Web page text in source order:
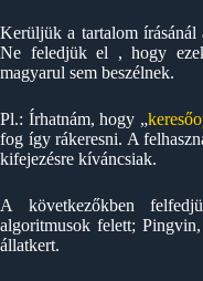
Kerüljük a tartalom
Ne feledjük el , hogy
magyarul sem beszélnek.
Pl.: Írhatnám, hogy „
fog így rákeresni. A
kifejezésre kíváncsiak.
A következőkben
algoritmusok felett;
állatkert.